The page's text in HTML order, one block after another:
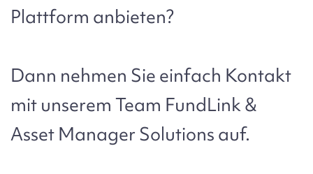
Plattform anbieten?
Dann nehmen Sie einfach Kontakt
mit unserem Team FundLink &
Asset Manager Solutions auf.